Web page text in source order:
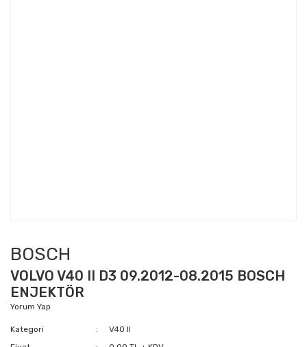
BOSCH
VOLVO V40 II D3 09.2012-08.2015 BOSCH
ENJEKTÖR
Yorum Yap
Kategori
V40 II